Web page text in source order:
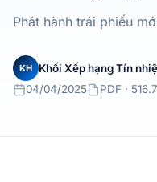
Phát hành trái phiếu
KH
Khối Xếp hạng Tín
04/04/2025
PDF ·